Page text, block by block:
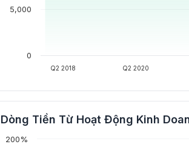
Q2 2018 Q2 2020
0
5,000
Dòng Tiền Từ Hoạt Động Kinh
200%